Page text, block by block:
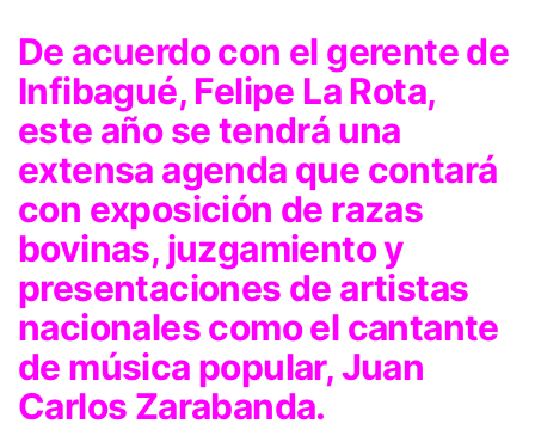
De acuerdo con el gerente de
Infibagué, Felipe La Rota,
este año se tendrá una
extensa agenda que contará
con exposición de razas
bovinas, juzgamiento y
presentaciones de artistas
nacionales como el cantante
de música popular, Juan
Carlos Zarabanda.